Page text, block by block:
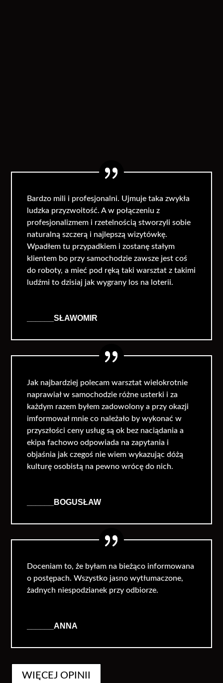
Bardzo mili i profesjonalni. Ujmuje taka zwykła
ludzka przyzwoitość. A w połączeniu z
profesjonalizmem i rzetelnością stworzyli sobie
naturalną szczerą i najlepszą wizytówkę.
Wpadłem tu przypadkiem i zostanę stałym
klientem bo przy samochodzie zawsze jest coś
do roboty, a mieć pod ręką taki warsztat z takimi
ludźmi to dzisiaj jak wygrany los na loterii.
______SŁAWOMIR
Jak najbardziej polecam warsztat wielokrotnie
naprawiał w samochodzie różne usterki i za
każdym razem byłem zadowolony a przy okazji
imformował mnie co należało by wykonać w
przyszłości ceny usług są ok bez naciądania a
ekipa fachowo odpowiada na zapytania i
objaśnia jak czegoś nie wiem wykazując dóżą
kulturę osobistą na pewno wrócę do nich.
______BOGUSŁAW
Doceniam to, że byłam na bieżąco informowana
o postępach. Wszystko jasno wytłumaczone,
żadnych niespodzianek przy odbiorze.
______ANNA
WIĘCEJ OPINII